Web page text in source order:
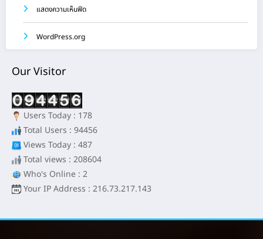
แสดงความเห็นฟีด
WordPress.org
Our Visitor
Users Today : 178
Total Users : 94456
Views Today : 487
Total views : 208604
Who's Online : 2
Your IP Address : 216.73.217.143